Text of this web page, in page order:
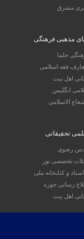
مشرق
مذهبی فرهنگی
حلما
فقه اسلامی
اهل بیت
انگلیس
الاسلامی
تحقیقاتی
رضوی
تخصصی نور
و کتابخانه ملی
رسانی حوزه
اهل بیت